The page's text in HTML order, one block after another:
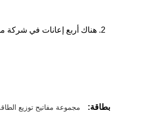
بطاقة: مجموعة مفاتيح توزيع الطاقة 33 كيلو